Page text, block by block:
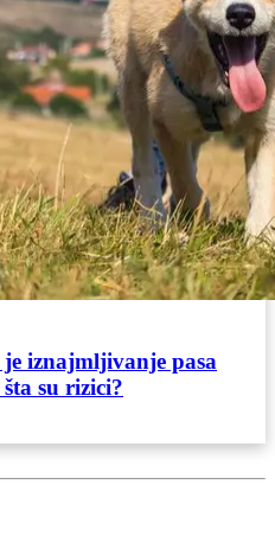
iznajmljivanje pasa
su rizici?